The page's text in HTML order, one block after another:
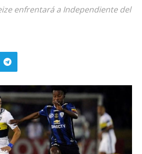
enfrentará a Independiente del